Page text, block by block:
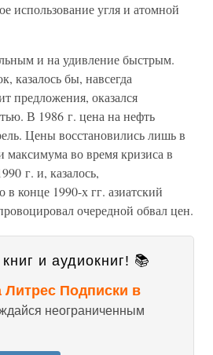
использование угля и атомной
и на удивление быстрым.
казалось бы, навсегда
предложения, оказался
В 1986 г. цена на нефть
Цены восстановились лишь в
максимума во время кризиса в
г. и, казалось,
в конце 1990-х гг. азиатский
очередной обвал цен.
и аудиокниг! 📚
Литрес Подписки в
неограниченным